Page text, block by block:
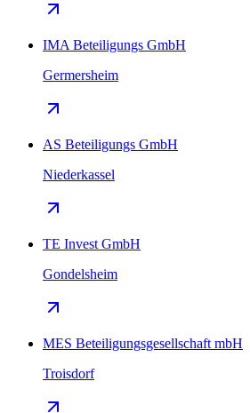
IMA Beteiligungs GmbH
Germersheim
AS Beteiligungs GmbH
Niederkassel
TE Invest GmbH
Gondelsheim
MES Beteiligungsgesellschaft mbH
Troisdorf